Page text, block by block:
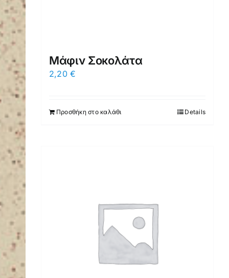
Μάφιν Σοκολάτα
2,20€
Προσθήκη στο καλάθι Details